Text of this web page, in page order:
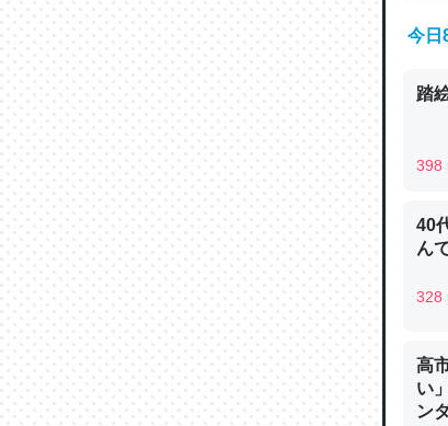
や
の
─
論
今日
踏
398
40
ん
328
高
い
ン